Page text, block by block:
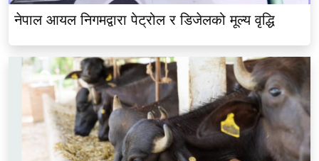
नेपाल आयल निगमद्वारा पेट्रोल र डिजेलको मूल्य वृद्धि